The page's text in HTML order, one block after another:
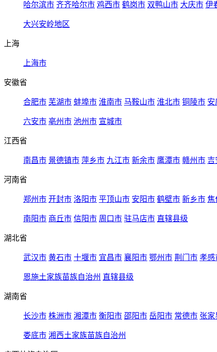
哈尔滨市 齐齐哈尔市 鸡西市 鹤岗市 双鸭山市 大庆市 伊
大兴安岭地区
上海
上海市
安徽省
合肥市 芜湖市 蚌埠市 淮南市 马鞍山市 淮北市 铜陵市 安
六安市 亳州市 池州市 宣城市
江西省
南昌市 景德镇市 萍乡市 九江市 新余市 鹰潭市 赣州市 吉
河南省
郑州市 开封市 洛阳市 平顶山市 安阳市 鹤壁市 新乡市 焦
南阳市 商丘市 信阳市 周口市 驻马店市 直辖县级
湖北省
武汉市 黄石市 十堰市 宜昌市 襄阳市 鄂州市 荆门市 孝感
恩施土家族苗族自治州 直辖县级
湖南省
长沙市 株洲市 湘潭市 衡阳市 邵阳市 岳阳市 常德市 张家
娄底市 湘西土家族苗族自治州